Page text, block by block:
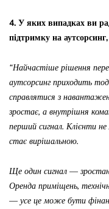
4. У яких випадках ви
підтримку на
“Найчастіше рішення
аутсорсинг приходить
справлятися з
зростає, а внутрішня
перший сигнал. Клієнти
стає вирішальною.
Ще один сигнал —
Оренда приміщень,
— усе це може бути